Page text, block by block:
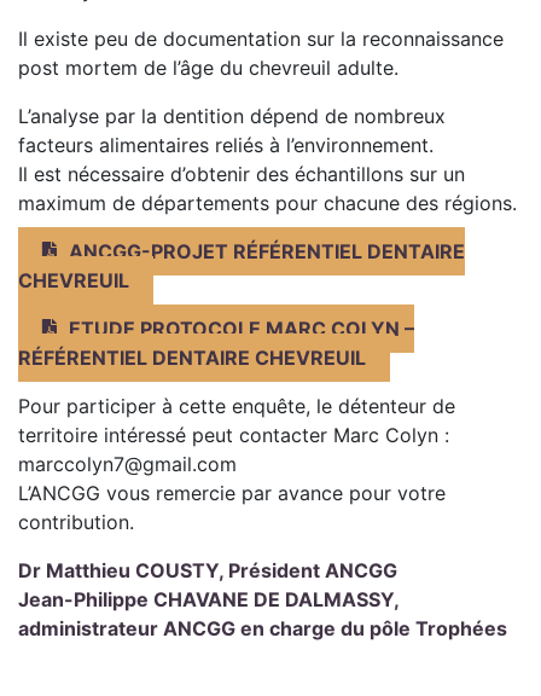
Il existe peu de documentation sur la reconnaissance
post mortem de l’âge du chevreuil adulte.
L’analyse par la dentition dépend de nombreux
facteurs alimentaires reliés à l’environnement.
Il est nécessaire d’obtenir des échantillons sur un
maximum de départements pour chacune des régions.
ANCGG-PROJET RÉFÉRENTIEL DENTAIRE
CHEVREUIL
ETUDE PROTOCOLE MARC COLYN –
RÉFÉRENTIEL DENTAIRE CHEVREUIL
Pour participer à cette enquête, le détenteur de
territoire intéressé peut contacter Marc Colyn :
marccolyn7@gmail.com
L’ANCGG vous remercie par avance pour votre
contribution.
Dr Matthieu COUSTY, Président ANCGG
Jean-Philippe CHAVANE DE DALMASSY,
administrateur ANCGG en charge du pôle Trophées